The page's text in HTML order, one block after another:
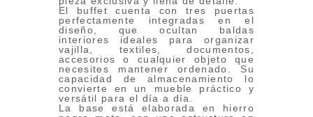
El buffet cuenta con tres puertas
perfectamente integradas en el
diseño, que ocultan baldas
interiores ideales para organizar
vajilla, textiles, documentos,
accesorios o cualquier objeto que
necesites mantener ordenado. Su
capacidad de almacenamiento lo
convierte en un mueble práctico y
versátil para el día a día.
La base está elaborada en hierro